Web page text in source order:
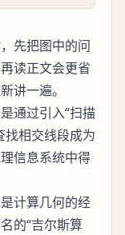
先把图中的问
读正文会更省
讲一遍。
通过引入“扫描
找相交线段成为
信息系统中得
计算几何的经
的“吉尔斯算